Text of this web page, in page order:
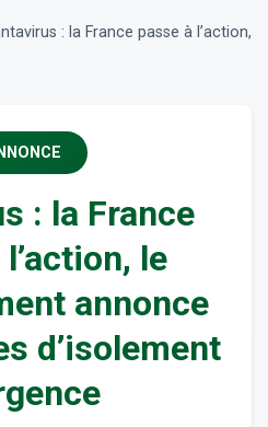
: la France passe à l’action,
: la France
le
annonce
d’isolement